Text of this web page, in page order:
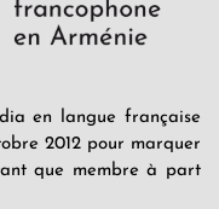
en langue française
2012 pour marquer
que membre à part